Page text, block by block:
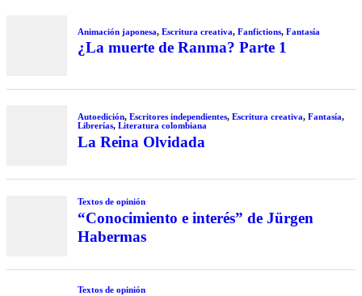
Animación japonesa, Escritura creativa, Fanfictions, Fantasía
¿La muerte de Ranma? Parte 1
Autoedición, Escritores independientes, Escritura creativa, Fantasía,
Librerías, Literatura colombiana
La Reina Olvidada
Textos de opinión
“Conocimiento e interés” de Jürgen
Habermas
Textos de opinión